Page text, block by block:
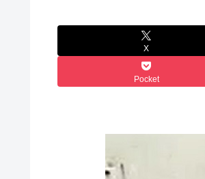
X
Pocket